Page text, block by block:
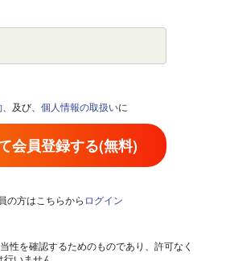
、及び、 個人情報の取扱いに
会員登録する(無料)
の方はこちらから ログイン
性を確認するためのものであり、許可なく
いません。